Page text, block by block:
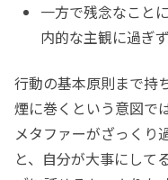
一方で残念なこと
内的な主観に過ぎ
行動の基本原則まで持
煙に巻くという意図で
メタファーがざっくり
と、自分が大事にして